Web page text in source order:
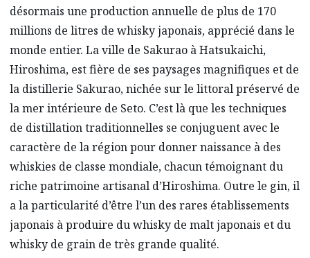
désormais une production annuelle de plus de 170
millions de litres de whisky japonais, apprécié dans le
monde entier. La ville de Sakurao à Hatsukaichi,
Hiroshima, est fière de ses paysages magnifiques et de
la distillerie Sakurao, nichée sur le littoral préservé de
la mer intérieure de Seto. C’est là que les techniques
de distillation traditionnelles se conjuguent avec le
caractère de la région pour donner naissance à des
whiskies de classe mondiale, chacun témoignant du
riche patrimoine artisanal d’Hiroshima. Outre le gin, il
a la particularité d’être l’un des rares établissements
japonais à produire du whisky de malt japonais et du
whisky de grain de très grande qualité.